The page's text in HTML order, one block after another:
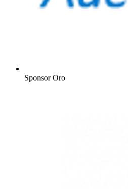
Sponsor Oro